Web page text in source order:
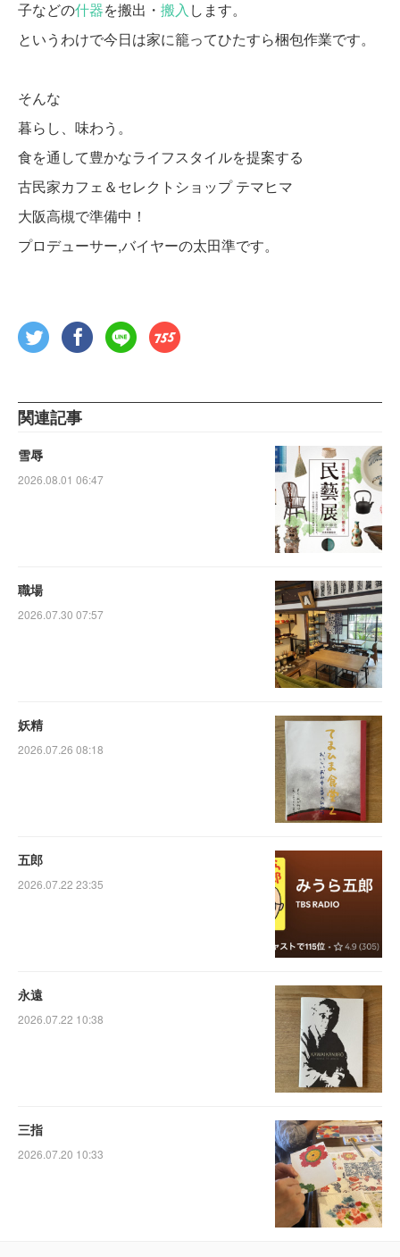
子などの什器を搬出・ 搬入 します。
というわけで今日は家に籠ってひたすら梱包作業です。
そんな
暮らし、味わう。
食を通して豊かなライフスタイルを提案する
古民家カフェ＆セレクトショップ テマヒマ
大阪高槻で準備中！
プロデューサー,バイヤーの太田準です。
関連記事
雪辱
2026.08.01 06:47
職場
2026.07.30 07:57
妖精
2026.07.26 08:18
五郎
2026.07.22 23:35
永遠
2026.07.22 10:38
三指
2026.07.20 10:33